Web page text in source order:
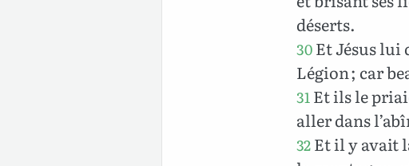
déserts.
30Et Jésus lui
Légion ; car
31Et ils le
aller dans
32Et il y avait